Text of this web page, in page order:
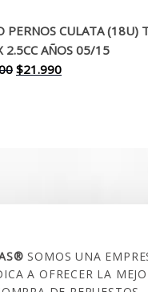
original
era:
$30.000.
actual
es:
$17.990.
PERNOS CULATA (18U)
2.5CC AÑOS 05/15
El
$21.990El
SOMOS UNA
A OFRECER LA